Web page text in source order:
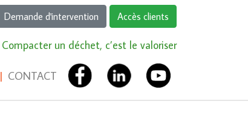
Demande d'intervention Accès clients
Compacter un déchet, c’est le valoriser
| CONTACT